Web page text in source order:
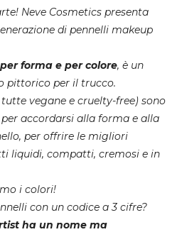
Neve Cosmetics presenta
di pennelli makeup
forma e per colore, è un
pittorico per il trucco.
vegane e cruelty-free) sono
accordarsi alla forma e alla
per offrire le migliori
liquidi, compatti, cremosi e in
i colori!
con un codice a 3 cifre?
ha un nome ma